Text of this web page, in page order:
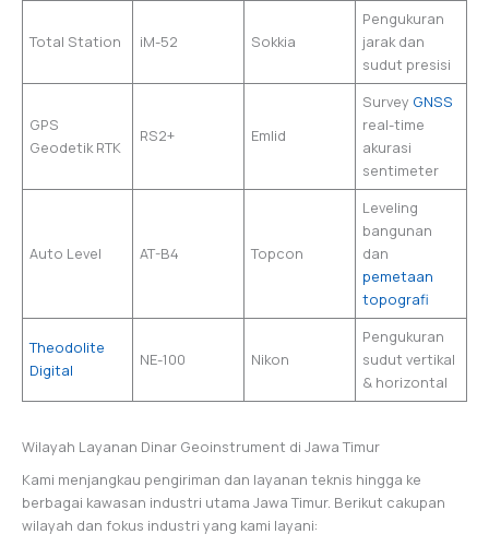
Total Station iM-52 Sokkia
Pengukuran
jarak dan
sudut presisi
GPS
Geodetik RTK
RS2+ Emlid
Survey GNSS
real-time
akurasi
sentimeter
Auto Level AT-B4 Topcon
Leveling
bangunan
dan
pemetaan
topografi
Theodolite
Digital
NE-100 Nikon
Pengukuran
sudut vertikal
& horizontal
Wilayah Layanan Dinar Geoinstrument di Jawa Timur
Kami menjangkau pengiriman dan layanan teknis hingga ke
berbagai kawasan industri utama Jawa Timur. Berikut cakupan
wilayah dan fokus industri yang kami layani: